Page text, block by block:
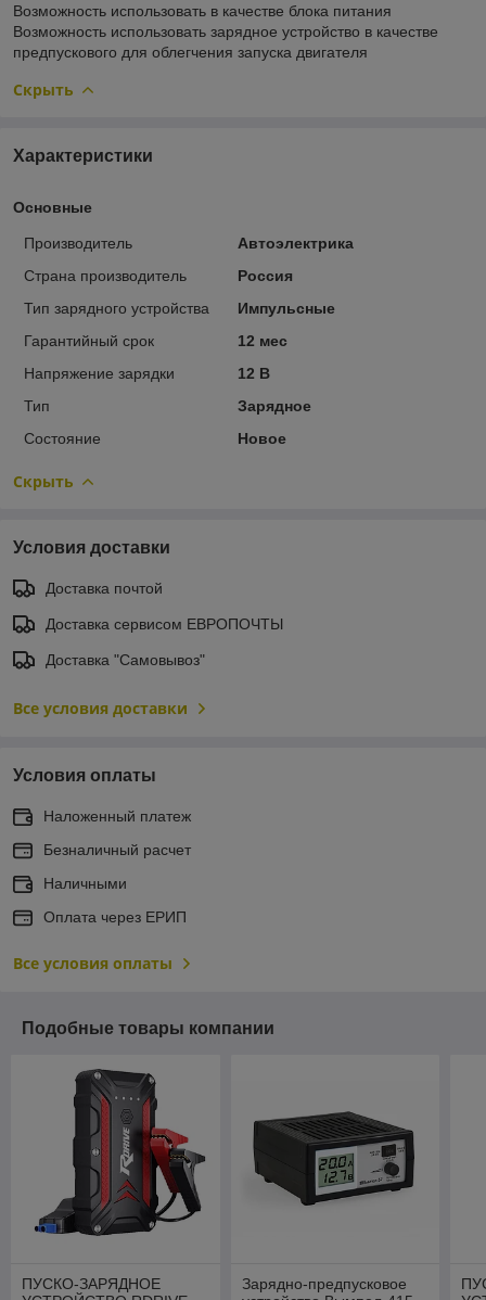
Возможность использовать в качестве блока питания
Возможность использовать зарядное устройство в качестве
предпускового для облегчения запуска двигателя
Скрыть
Характеристики
Основные
Производитель
Автоэлектрика
Страна производитель
Россия
Тип зарядного устройства
Импульсные
Гарантийный срок
12 мес
Напряжение зарядки
12 В
Тип
Зарядное
Состояние
Новое
Скрыть
Условия доставки
Доставка почтой
Доставка сервисом ЕВРОПОЧТЫ
Доставка "Самовывоз"
Все условия доставки
Условия оплаты
Наложенный платеж
Безналичный расчет
Наличными
Оплата через ЕРИП
Все условия оплаты
Подобные товары компании
ПУСКО-ЗАРЯДНОЕ
Зарядно-предпусковое